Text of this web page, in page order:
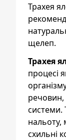
Трахея
щелеп.
Трахея
процесі
речовин,
системи.
нальоту,
схильні